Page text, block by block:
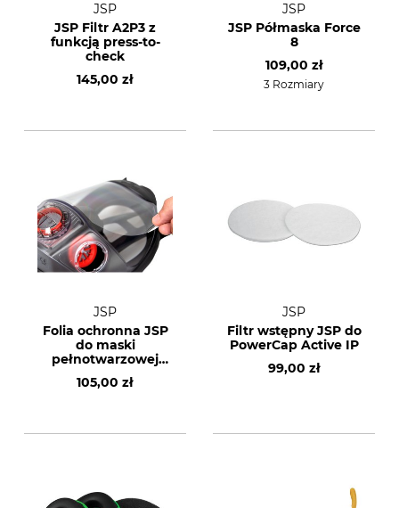
JSP
JSP Filtr A2P3 z
funkcją press-to-
check
145,00 zł
JSP
JSP Półmaska Force
8
109,00 zł
3 Rozmiary
JSP
Folia ochronna JSP
do maski
pełnotwarzowej
Force 10
105,00 zł
JSP
Filtr wstępny JSP do
PowerCap Active IP
99,00 zł